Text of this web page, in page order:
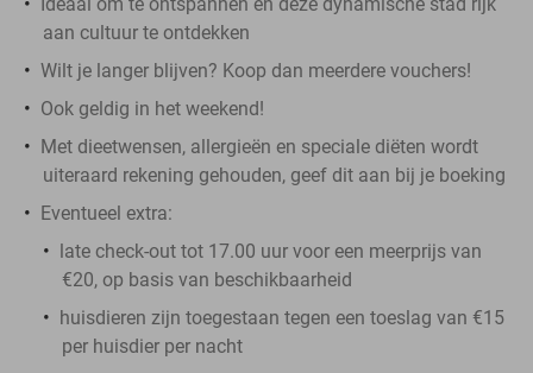
aan cultuur te ontdekken
Wilt je langer blijven? Koop dan meerdere vouchers!
Ook geldig in het weekend!
Met dieetwensen, allergieën en speciale diëten wordt
uiteraard rekening gehouden, geef dit aan bij je boeking
Eventueel extra:
late check-out tot 17.00 uur voor een meerprijs van
€20, op basis van beschikbaarheid
huisdieren zijn toegestaan tegen een toeslag van €15
per huisdier per nacht